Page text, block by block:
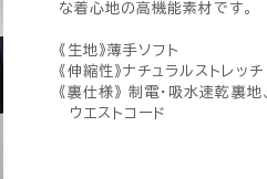
な着心地の高機能素材です。
《生地》薄手ソフト
《伸縮性》ナチュラルストレッチ
《裏仕様》 制電・吸水速乾裏地、
ウエストコード